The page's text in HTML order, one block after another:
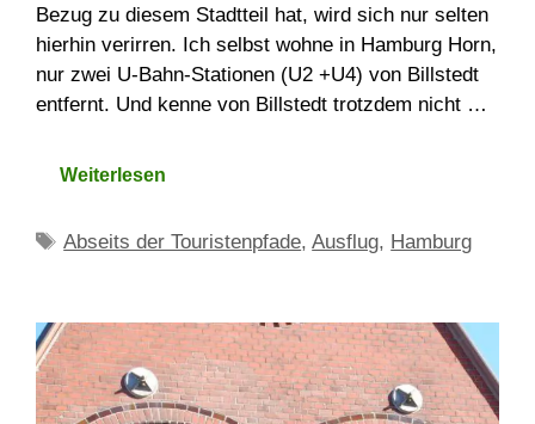
Bezug zu diesem Stadtteil hat, wird sich nur selten
hierhin verirren. Ich selbst wohne in Hamburg Horn,
nur zwei U-Bahn-Stationen (U2 +U4) von Billstedt
entfernt. Und kenne von Billstedt trotzdem nicht …
Weiterlesen
Schlagwörter
Abseits der Touristenpfade,Ausflug, Hamburg